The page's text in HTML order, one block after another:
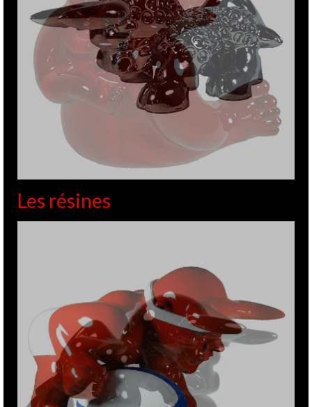
1
Picasso au musée
EXPOSITIONS,MUSÉES - FONDATIONS
Pour tous ceux qui n’ont pas pu venir, je vous emmène avec
moi pour une petite visite au Musée Soulages de Rodez à
travers l’expo « Picasso »… Loin de moi l’idée de faire un
exposé exhaustif de cette exposition, mais simplement …
Musée Soulages Picasso Rodez